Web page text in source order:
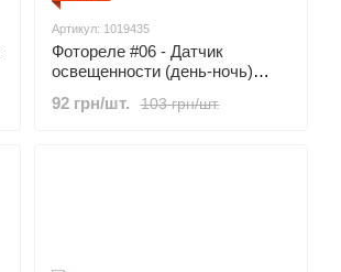
Артикул: 1019435
Фотореле #06 - Датчик
освещенности (день-ночь)
103 грн/шт.
92 грн/шт.